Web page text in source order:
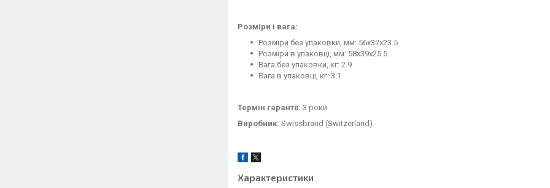
Розміри і вага:
Розміри без упаковки, мм: 56x37x23.5
Розміри в упаковці, мм: 58x39x25.5
Вага без упаковки, кг: 2.9
Вага в упаковці, кг: 3.1
Термін гарантії: 3 роки
Виробник: Swissbrand (Switzerland)
Характеристики